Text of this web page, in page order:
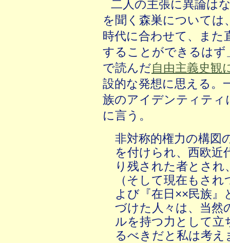
二人の主張に異論は
を聞く森巣については
時代に合わせて、また
することができるは
で読んだ自由主義史観
設的な発想に思える。
族のアイデンティティ
に言う。
非対称的権力の構図
を付けられ、西欧近
り残された者とさ
（そして現在もさ
よび『在日××民族
づけた人々は、当然
ルを持つ力として立
るべきだと私は考え